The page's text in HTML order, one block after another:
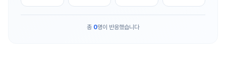
총 0명이 반응했습니다